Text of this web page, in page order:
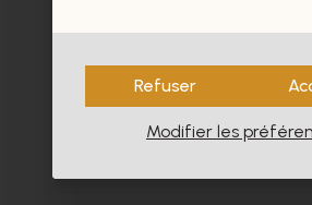
Refuser
Modifier les